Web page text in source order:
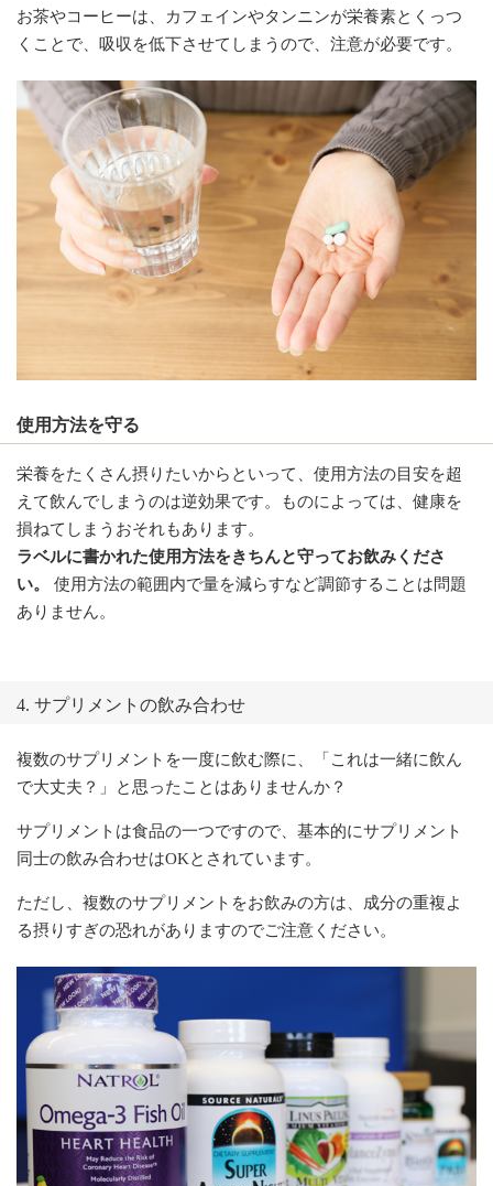
お茶やコーヒーは、カフェインやタンニンが栄養素とくっつ
くことで、吸収を低下させてしまうので、注意が必要です。
使用方法を守る
栄養をたくさん摂りたいからといって、使用方法の目安を超
えて飲んでしまうのは逆効果です。ものによっては、健康を
損ねてしまうおそれもあります。
ラベルに書かれた使用方法をきちんと守ってお飲みくださ
い。
使用方法の範囲内で量を減らすなど調節することは問題
ありません。
4. サプリメントの飲み合わせ
複数のサプリメントを一度に飲む際に、「これは一緒に飲ん
で大丈夫？」と思ったことはありませんか？
サプリメントは食品の一つですので、基本的にサプリメント
同士の飲み合わせはOKとされています。
ただし、複数のサプリメントをお飲みの方は、成分の重複よ
る摂りすぎの恐れがありますのでご注意ください。